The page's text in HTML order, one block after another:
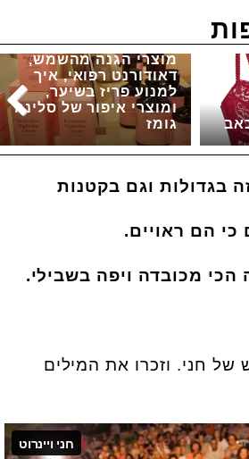
מוצרי הגנה מהשמש,
דאודורנט רפואי, איך
למנוע פריז בשיער,
ומוצרי איפור של סלינה
גומז
בגדולות וגם בקטנות
כי הם ראויים.
הכי מכובדה ויפה בשבילי.
של חני. וזכרו את המילים